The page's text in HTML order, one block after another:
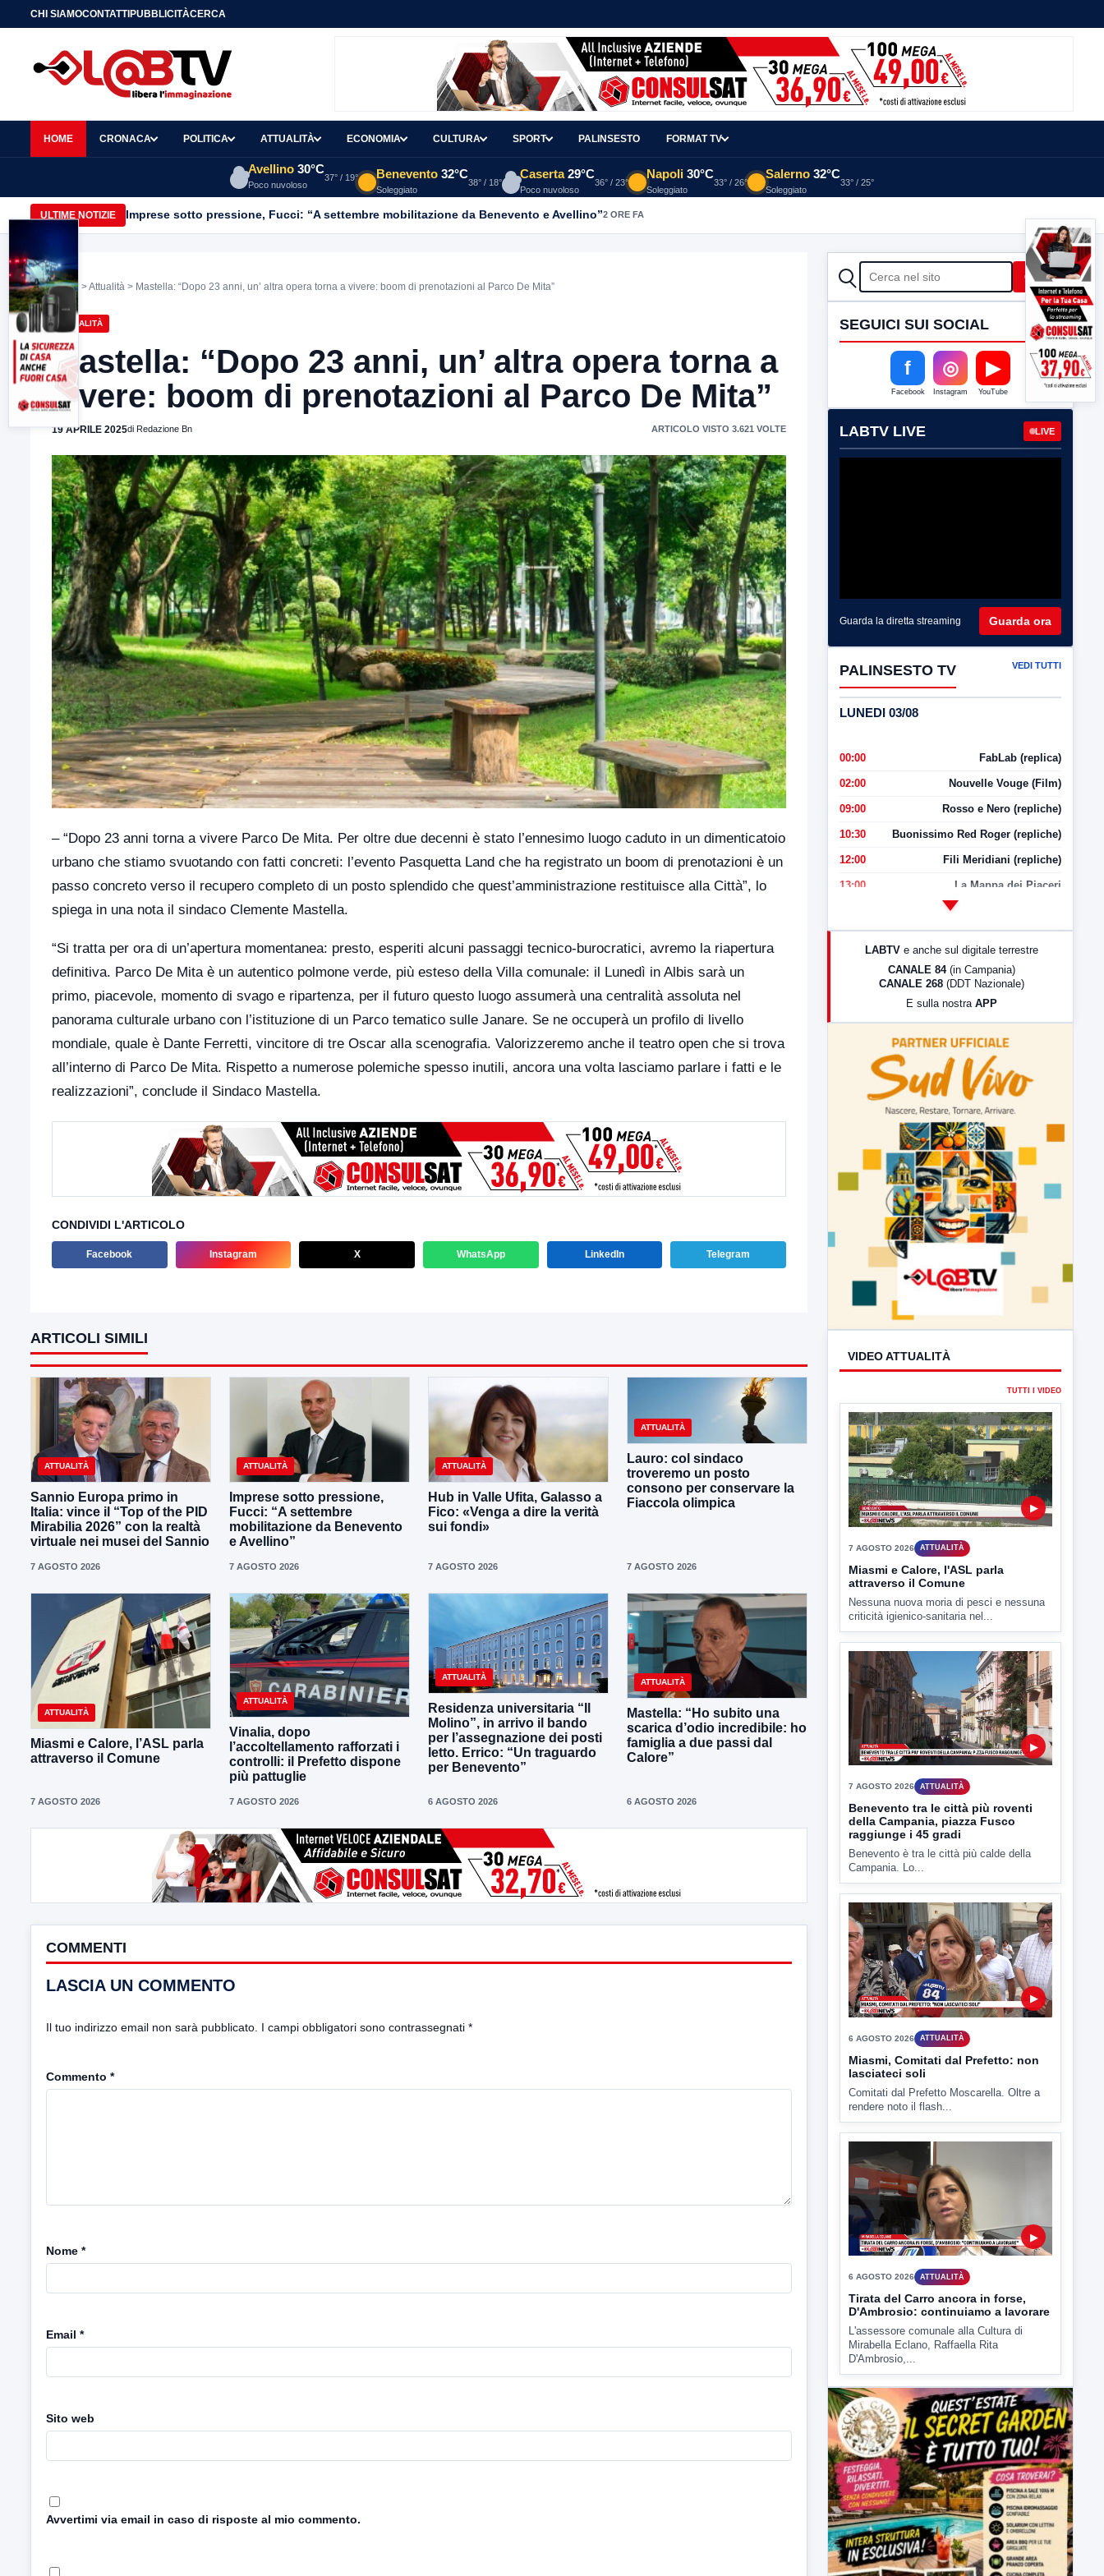
CHI SIAMOCONTATTIPUBBLICITÀCERCA
HOME CRONACA POLITICA ATTUALITÀ ECONOMIA CULTURA SPORT PALINSESTO FORMAT TV
Avellino 30°C
Poco nuvoloso
37° / 19° Benevento 32°C
Soleggiato
38° / 18°
Caserta 29°C
Poco nuvoloso
36° / 23°
Napoli 30°C
Soleggiato
33° / 26°
Salerno 32°C
Soleggiato
33° / 25°
ULTIME NOTIZIE Imprese sotto pressione, Fucci: “A settembre mobilitazione da Benevento e Avellino”2 ORE FA
Home >Attualità > Mastella: “Dopo 23 anni, un’ altra opera torna a vivere: boom di prenotazioni al Parco De Mita”
ATTUALITÀ
Mastella: “Dopo 23 anni, un’ altra opera torna a
vivere: boom di prenotazioni al Parco De Mita”
19 APRILE 2025di Redazione Bn ARTICOLO VISTO 3.621 VOLTE
– “Dopo 23 anni torna a vivere Parco De Mita. Per oltre due decenni è stato l’ennesimo luogo caduto in un dimenticatoio
urbano che stiamo svuotando con fatti concreti: l’evento Pasquetta Land che ha registrato un boom di prenotazioni è un
passo concreto verso il recupero completo di un posto splendido che quest’amministrazione restituisce alla Città”, lo
spiega in una nota il sindaco Clemente Mastella.
“Si tratta per ora di un’apertura momentanea: presto, esperiti alcuni passaggi tecnico-burocratici, avremo la riapertura
definitiva. Parco De Mita è un autentico polmone verde, più esteso della Villa comunale: il Lunedì in Albis sarà un
primo, piacevole, momento di svago e ripartenza, per il futuro questo luogo assumerà una centralità assoluta nel
panorama culturale urbano con l’istituzione di un Parco tematico sulle Janare. Se ne occuperà un profilo di livello
mondiale, quale è Dante Ferretti, vincitore di tre Oscar alla scenografia. Valorizzeremo anche il teatro open che si trova
all’interno di Parco De Mita. Rispetto a numerose polemiche spesso inutili, ancora una volta lasciamo parlare i fatti e le
realizzazioni”, conclude il Sindaco Mastella.
CONDIVIDI L'ARTICOLO
Facebook Instagram X WhatsApp LinkedIn Telegram
ARTICOLI SIMILI
ATTUALITÀ
Sannio Europa primo in
Italia: vince il “Top of the PID
Mirabilia 2026” con la realtà
virtuale nei musei del Sannio
7 AGOSTO 2026
ATTUALITÀ
Imprese sotto pressione,
Fucci: “A settembre
mobilitazione da Benevento
e Avellino”
7 AGOSTO 2026
ATTUALITÀ
Hub in Valle Ufita, Galasso a
Fico: «Venga a dire la verità
sui fondi»
7 AGOSTO 2026
ATTUALITÀ
Lauro: col sindaco
troveremo un posto
consono per conservare la
Fiaccola olimpica
7 AGOSTO 2026
ATTUALITÀ
Miasmi e Calore, l’ASL parla
attraverso il Comune
7 AGOSTO 2026
ATTUALITÀ
Vinalia, dopo
l’accoltellamento rafforzati i
controlli: il Prefetto dispone
più pattuglie
7 AGOSTO 2026
ATTUALITÀ
Residenza universitaria “Il
Molino”, in arrivo il bando
per l’assegnazione dei posti
letto. Errico: “Un traguardo
per Benevento”
6 AGOSTO 2026
ATTUALITÀ
Mastella: “Ho subito una
scarica d’odio incredibile: ho
famiglia a due passi dal
Calore”
6 AGOSTO 2026
COMMENTI
LASCIA UN COMMENTO
Il tuo indirizzo email non sarà pubblicato. I campi obbligatori sono contrassegnati *
Commento *
Nome *
Email *
Sito web
Avvertimi via email in caso di risposte al mio commento.
CERCA Cerca
SEGUICI SUI SOCIAL
f
Facebook
◎
Instagram
▶
YouTube
LABTV LIVE LIVE
Guarda la diretta streaming Guarda ora
PALINSESTO TV VEDI TUTTI
LUNEDI 03/08
00:00 FabLab (replica)
02:00 Nouvelle Vouge (Film)
09:00 Rosso e Nero (repliche)
10:30 Buonissimo Red Roger (repliche)
12:00 Fili Meridiani (repliche)
13:00 La Mappa dei Piaceri
LabNews (Diretta)
LabNews (replica)
LABTV e anche sul digitale terrestre
CANALE 84 (in Campania)
CANALE 268 (DDT Nazionale)
E sulla nostra APP
VIDEO ATTUALITÀ
TUTTI I VIDEO
▶
7 AGOSTO 2026 ATTUALITÀ
Miasmi e Calore, l'ASL parla
attraverso il Comune
Nessuna nuova moria di pesci e nessuna
criticità igienico-sanitaria nel...
▶
7 AGOSTO 2026 ATTUALITÀ
Benevento tra le città più roventi
della Campania, piazza Fusco
Benevento è tra le città più calde della
Campania. Lo...
▶
6 AGOSTO 2026 ATTUALITÀ
Miasmi, Comitati dal Prefetto: non
lasciateci soli
Comitati dal Prefetto Moscarella. Oltre a
rendere noto il flash...
6 AGOSTO 2026 ATTUALITÀ
Tirata del Carro ancora in forse,
D'Ambrosio: continuiamo a lavorare
L'assessore comunale alla Cultura di
Mirabella Eclano, Raffaella Rita
D'Ambrosio,...